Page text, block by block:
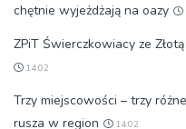
chętnie wyjeżdżają na oazy
ZPiT Świerczkowiacy ze
14:02
Trzy miejscowości – trzy
rusza w region
14:02